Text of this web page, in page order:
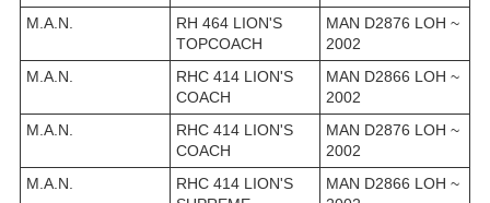
M.A.N.
RH 464 LION'S
TOPCOACH
MAN D2876 LOH ~
2002
M.A.N.
RHC 414 LION'S
COACH
MAN D2866 LOH ~
2002
M.A.N.
RHC 414 LION'S
COACH
MAN D2876 LOH ~
2002
M.A.N.
RHC 414 LION'S
MAN D2866 LOH ~